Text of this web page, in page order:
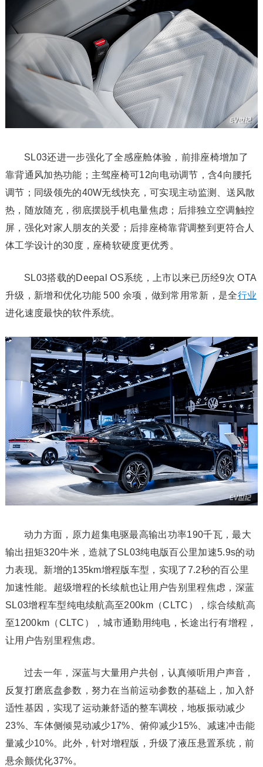
SL03还进一步强化了全感座舱体验，前排座椅增加了
靠背通风加热功能；主驾座椅可12向电动调节，含4向腰托
调节；同级领先的40W无线快充，可实现主动监测、送风散
热，随放随充，彻底摆脱手机电量焦虑；后排独立空调触控
屏，强化对家人朋友的关爱；后排座椅靠背调整到更符合人
体工学设计的30度，座椅软硬度更优秀。
SL03搭载的Deepal OS系统，上市以来已历经9次 OTA
升级，新增和优化功能 500 余项，做到常用常新，是全行业
进化速度最快的软件系统。
动力方面，原力超集电驱最高输出功率190千瓦，最大
输出扭矩320牛米，造就了SL03纯电版百公里加速5.9s的动
力表现。新增的135km增程版车型，实现了7.2秒的百公里
加速性能。超级增程的长续航也让用户告别里程焦虑，深蓝
SL03增程车型纯电续航高至200km（CLTC），综合续航高
至1200km（CLTC），城市通勤用纯电，长途出行有增程，
让用户告别里程焦虑。
过去一年，深蓝与大量用户共创，认真倾听用户声音，
反复打磨底盘参数，努力在当前运动参数的基础上，加入舒
适性基因，实现了运动兼舒适的整车调校，地板振动减少
23%、车体侧倾晃动减少17%、俯仰减少15%、减速冲击能
量减少10%。此外，针对增程版，升级了液压悬置系统，前
悬余颤优化37%。